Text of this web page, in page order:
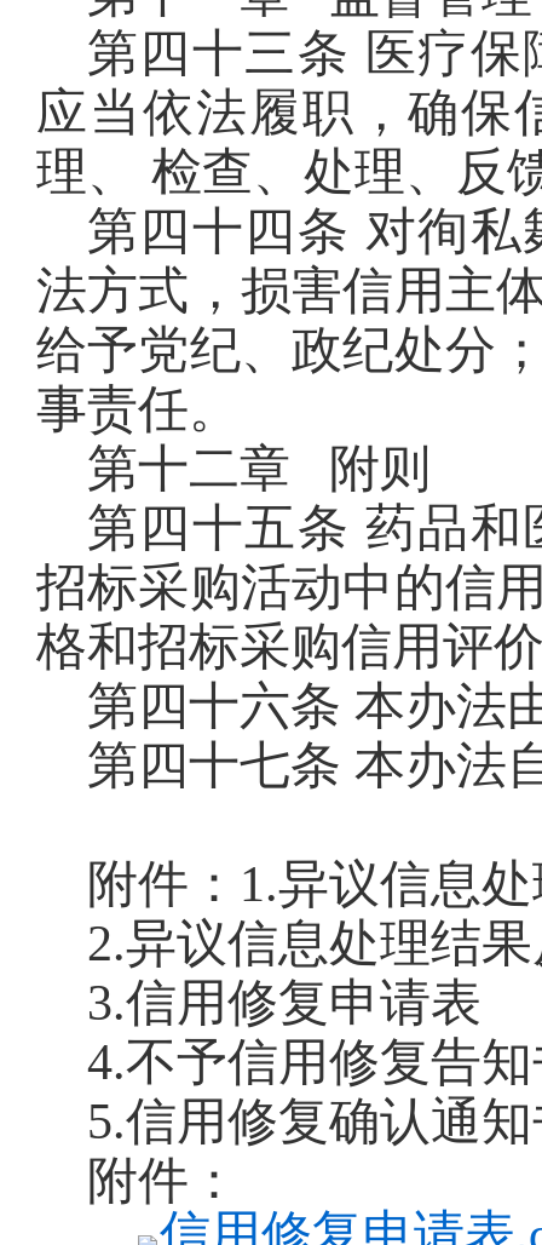
第四十三条 医疗
应当依法履职，确保
理、 检查、处理、反
第四十四条 对徇
法方式，损害信用主
给予党纪、政纪处分
事责任。
第十二章 附则
第四十五条 药品
招标采购活动中的信
格和招标采购信用评
第四十六条 本办法
第四十七条 本办法
附件：1.异议信息
2.异议信息处理结
3.信用修复申请表
4.不予信用修复告
5.信用修复确认通
附件：